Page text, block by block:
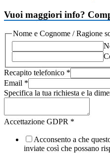
Vuoi maggiori info?
Nome e Cognome / Ragione
Recapito telefonico *
Email *
Specifica la tua richiesta e la
Accettazione GDPR *
Acconsento a che
inviate così che possano